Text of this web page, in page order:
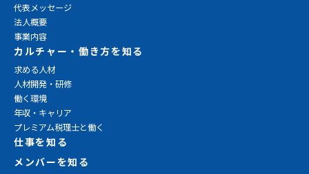
代表メッセージ
法人概要
事業内容
カルチャー・働き方を知る
求める人材
人材開発・研修
働く環境
年収・キャリア
プレミアム税理士と働く
仕事を知る
メンバーを知る